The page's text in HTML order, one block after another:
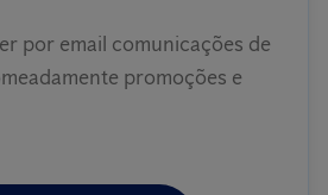
por email comunicações de
promoções e